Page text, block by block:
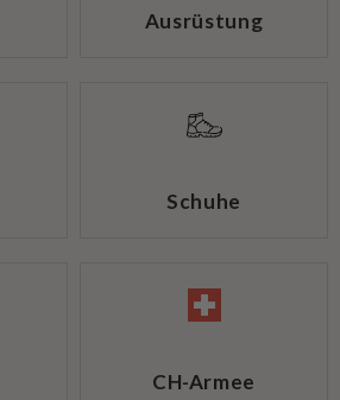
Ausrüstung
Schuhe
CH-Armee